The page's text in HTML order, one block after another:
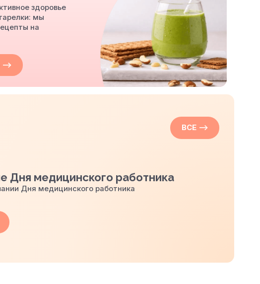
здоровье
мы
на
ВСЕ —>
Дня медицинского работника
Дня медицинского работника